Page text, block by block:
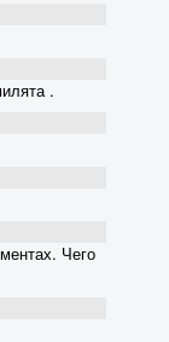
.
Чего